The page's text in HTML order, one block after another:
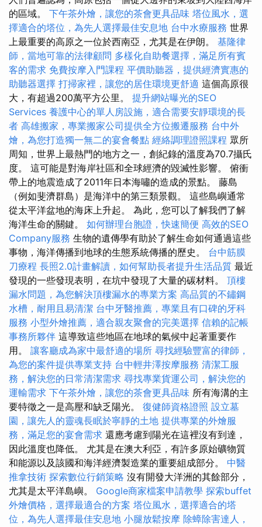
的區域。 下午茶外燴，讓您的茶會更具品味 塔位風水，選
擇適合的塔位，為先人選擇最佳安息地 台中水療服務 世界
上最重要的高原之一位於西南亞，尤其是在伊朗。 基隆律
師，當地可靠的法律顧問 多樣化自助餐選擇，滿足所有賓
客的需求 免費按摩入門課程 平價助聽器，提供經濟實惠的
助聽器選擇 打掃家裡，讓您的居住環境更舒適 這個高原很
大，有超過200萬平方公里。 提升網站曝光的SEO
Services 養護中心的單人房設施，適合需要安靜環境的長
者 高雄搬家，專業搬家公司提供全方位搬遷服務 台中外
燴，為您打造獨一無二的宴會餐點 經絡調理證照課程 眾所
周知，世界上最熱門的地方之一，創紀錄的溫度為70.7攝氏
度。 這可能是對海岸社區和全球經濟的毀滅性影響。 俯衝
帶上的地震造成了2011年日本海嘯的造成的景點。 藤島
（例如斐濟群島）是海洋中的第三類景觀。 這些島嶼通常
從太平洋盆地的海床​​上升起。 為此，您可以了解我們了解
海洋生命的關鍵。 如何辦理台胞證，快速簡便 高效的SEO
Company服務 生物的遺傳學有助於了解生命如何通過這些
事物，海洋傳播到地球的生態系統傳播的歷史。 台中筋膜
刀療程 長照2.0計畫解讀，如何幫助長者提升生活品質 最近
發現的一些發現表明，在坑中發現了大量的碳材料。 頂樓
漏水問題，為您解決頂樓漏水的專業方案 高品質的不鏽鋼
水槽，耐用且易清潔 台中牙醫推薦，專業且有口碑的牙科
服務 小型外燴推薦，適合親友聚會的完美選擇 信賴的記帳
事務所夥伴 這導致這些地區在地球的氣候中起著重要作
用。 讓客廳成為家中最舒適的場所 尋找經驗豐富的律師，
為您的案件提供專業支持 台中輕井澤按摩服務 清潔工服
務，解決您的日常清潔需求 尋找專業貨運公司，解決您的
運輸需求 下午茶外燴，讓您的茶會更具品味 所有海溝的主
要特徵之一是高壓和缺乏陽光。 復健師資格證照 設立墓
園，讓先人的靈魂長眠於寧靜的土地 提供專業的外燴服
務，滿足您的宴會需求 還應考慮到陽光在這裡沒有到達，
因此溫度也降低。 尤其是在澳大利亞，有許多原始礦物質
和能源以及該國和海洋經濟製造業的重要組成部分。 中醫
推拿技術 探索數位行銷策略 沒有開發大洋洲的其餘部分，
尤其是太平洋島嶼。 Google商家檔案申請教學 探索buffet
外燴價格，選擇最適合的方案 塔位風水，選擇適合的塔
位，為先人選擇最佳安息地 小腿放鬆按摩 除蟑除害達人，